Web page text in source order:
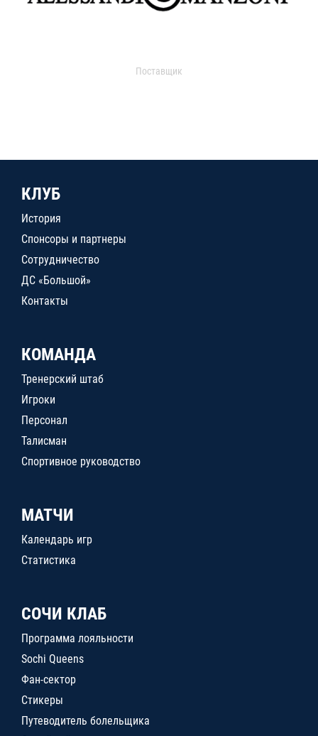
Поставщик
КЛУБ
История
Спонсоры и партнеры
Сотрудничество
ДС «Большой»
Контакты
КОМАНДА
Тренерский штаб
Игроки
Персонал
Талисман
Спортивное руководство
МАТЧИ
Календарь игр
Статистика
СОЧИ КЛАБ
Программа лояльности
Sochi Queens
Фан-сектор
Стикеры
Путеводитель болельщика